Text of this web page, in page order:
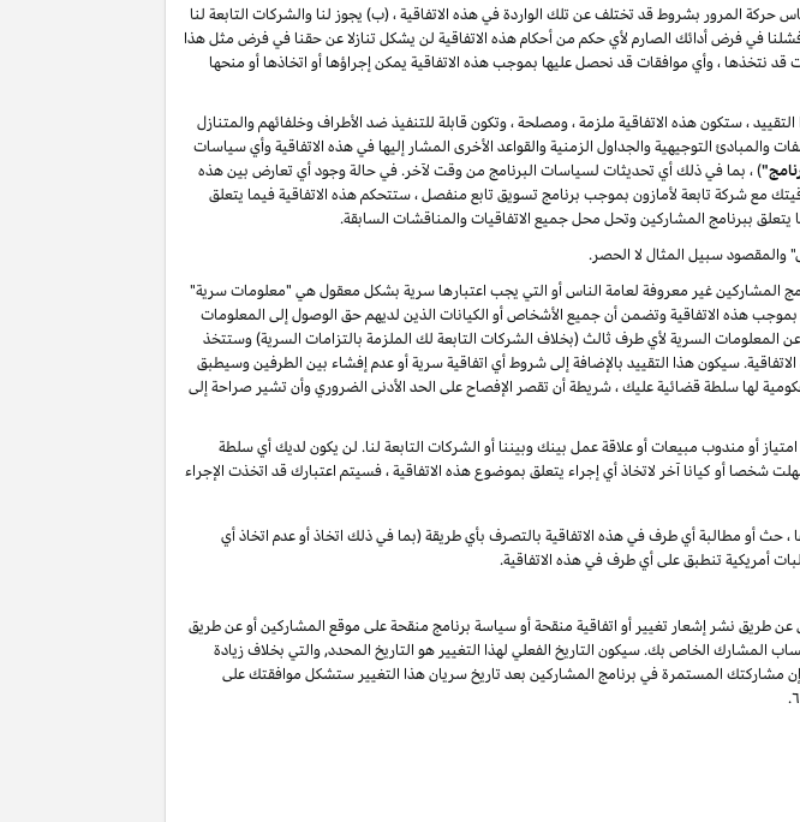
المرور بشروط قد تختلف عن تلك الواردة في هذه الاتفاقية ، (ب) يجوز لنا والشركات التابعة لنا
في فرض أدائك الصارم لأي حكم من أحكام هذه الاتفاقية لن يشكل تنازلا عن حقنا في فرض مثل هذا
قد نتخذها ، وأي موافقات قد نحصل عليها بموجب هذه الاتفاقية يمكن إجراؤها أو اتخاذها أو منحها
، ستكون هذه الاتفاقية ملزمة ، ومصلحة ، وتكون قابلة للتنفيذ ضد الأطراف وخلفائهم والمتنازل
التوجيهية والجداول الزمنية والقواعد الأخرى المشار إليها في هذه الاتفاقية وأي سياسات
) ، بما في ذلك أي تحديثات لسياسات البرنامج من وقت لآخر. في حالة وجود أي تعارض بين هذه
مع شركة تابعة لأمازون بموجب برنامج تسويق تابع منفصل ، ستتحكم هذه الاتفاقية فيما يتعلق
يتعلق ببرنامج المشاركين وتحل محل جميع الاتفاقيات والمناقشات السابقة.
سبيل المثال لا الحصر.
المشاركين غير معروفة لعامة الناس أو التي يجب اعتبارها سرية بشكل معقول هي "معلومات سرية"
هذه الاتفاقية وتضمن أن جميع الأشخاص أو الكيانات الذين لديهم حق الوصول إلى المعلومات
المعلومات السرية لأي طرف ثالث (بخلاف الشركات التابعة لك الملزمة بالتزامات السرية) وستتخذ
سيكون هذا التقييد بالإضافة إلى شروط أي اتفاقية سرية أو عدم إفشاء بين الطرفين وسيطبق
مع جهة حكومية لها سلطة قضائية عليك ، شريطة أن تقصر الإفصاح على الحد الأدنى الضروري وأن تشير صراحة إلى
أو مندوب مبيعات أو علاقة عمل بينك وبيننا أو الشركات التابعة لنا. لن يكون لديك أي سلطة
شخصا أو كيانا آخر لاتخاذ أي إجراء يتعلق بموضوع هذه الاتفاقية ، فسيتم اعتبارك قد اتخذت الإجراء
حث أو مطالبة أي طرف في هذه الاتفاقية بالتصرف بأي طريقة (بما في ذلك اتخاذ أو عدم اتخاذ أي
أمريكية تنطبق على أي طرف في هذه الاتفاقية.
طريق نشر إشعار تغيير أو اتفاقية منقحة أو سياسة برنامج منقحة على موقع المشاركين أو عن طريق
المشارك الخاص بك. سيكون التاريخ الفعلي لهذا التغيير هو التاريخ المحدد, والتي بخلاف زيادة
مشاركتك المستمرة في برنامج المشاركين بعد تاريخ سريان هذا التغيير ستشكل موافقتك على